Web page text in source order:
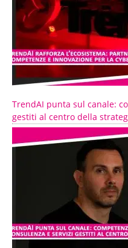
TrendAI punta sul canale:
gestiti al centro della